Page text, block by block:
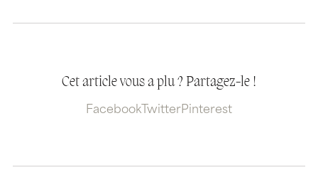
Cet article vous a plu ? Partagez-le !
Facebook TwitterPinterest